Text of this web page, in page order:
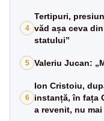
4
Tertipuri,
văd așa ceva
statului”
5 Valeriu Jucan:
6
Ion Cristoiu,
instanță, în fața
a revenit, nu